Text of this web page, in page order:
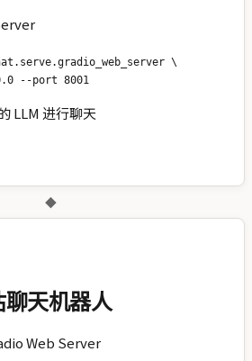
\
LLM 进行聊天
◆
聊天机器人
Web Server